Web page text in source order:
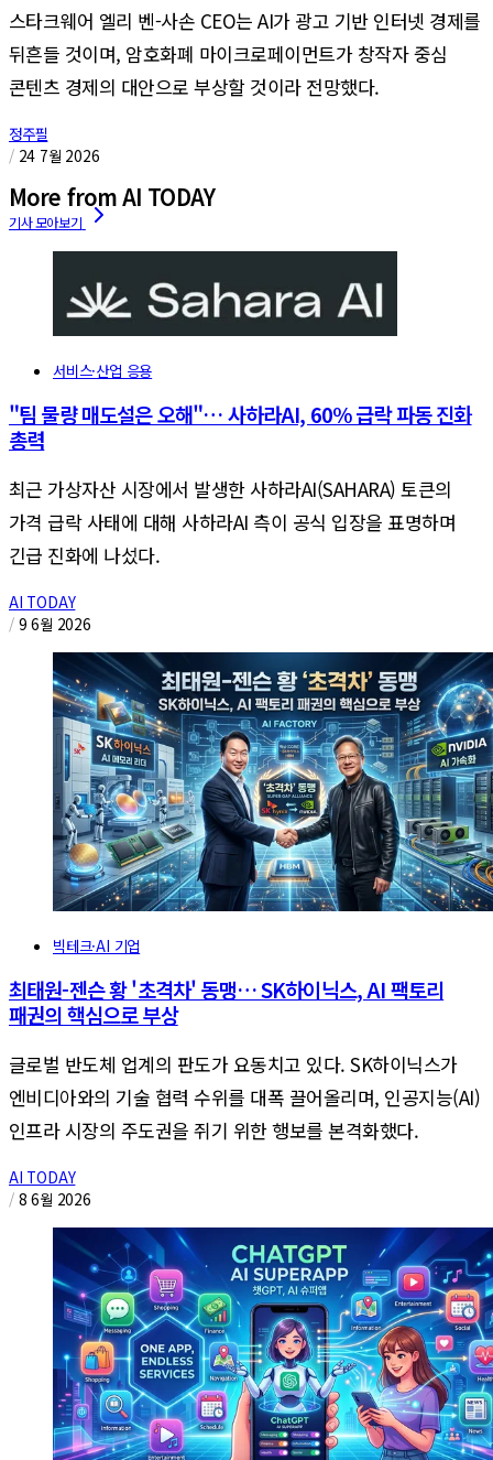
스타크웨어 엘리 벤-사손 CEO는 AI가 광고 기반 인터넷 경제를
뒤흔들 것이며, 암호화폐 마이크로페이먼트가 창작자 중심
콘텐츠 경제의 대안으로 부상할 것이라 전망했다.
정주필
/ 24 7월 2026
More from AI TODAY
서비스·산업 응용
"팀 물량 매도설은 오해"… 사하라AI, 60% 급락 파동 진화
총력
최근 가상자산 시장에서 발생한 사하라AI(SAHARA) 토큰의
가격 급락 사태에 대해 사하라AI 측이 공식 입장을 표명하며
긴급 진화에 나섰다.
AI TODAY
/ 9 6월 2026
빅테크·AI 기업
최태원-젠슨 황 '초격차' 동맹… SK하이닉스, AI 팩토리
패권의 핵심으로 부상
글로벌 반도체 업계의 판도가 요동치고 있다. SK하이닉스가
엔비디아와의 기술 협력 수위를 대폭 끌어올리며, 인공지능(AI)
인프라 시장의 주도권을 쥐기 위한 행보를 본격화했다.
AI TODAY
/ 8 6월 2026